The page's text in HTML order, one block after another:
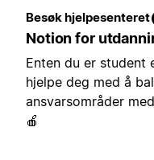
Besøk hjelpesenteret
Notion for
Enten du er
hjelpe deg med å
ansvarsområder
🍎